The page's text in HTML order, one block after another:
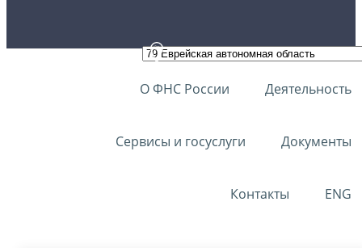
О ФНС России Деятельность
Сервисы и госуслуги Документы
Контакты ENG